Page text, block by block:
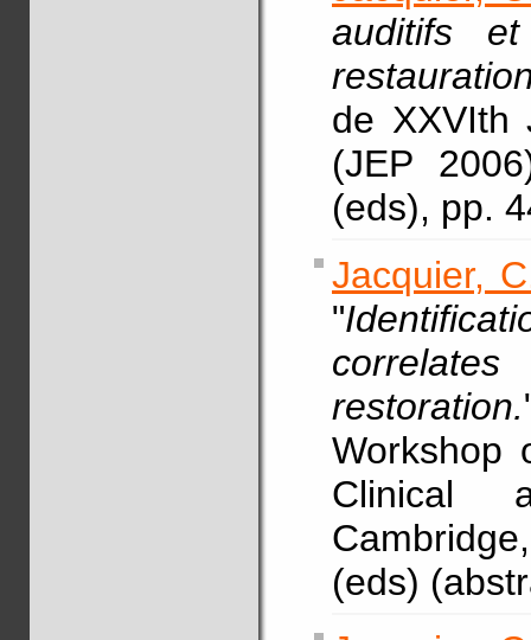
auditifs
de XXVIth
(JEP
(eds), pp.
Jacquier,
"
restoration.
Workshop
Clinical
(eds)